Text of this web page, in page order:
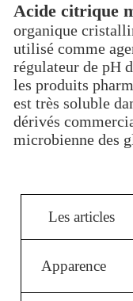
Acide citrique
organique
utilisé comme
régulateur de pH
les produits
est très soluble
dérivés
microbienne des
Les articles
Apparence